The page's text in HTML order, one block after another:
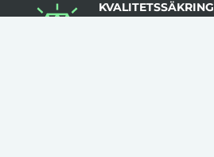
KVALITETSSÄKRING